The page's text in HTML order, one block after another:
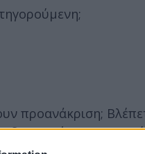
προανάκριση;
δεν χορήγησαν
σε